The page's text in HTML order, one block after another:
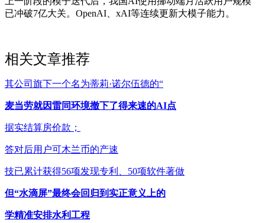
已冲破7亿大关。OpenAI、xAI等连续更新大模子能力。
相关文章推荐
其公司旗下一个名为蒂莉·诺尔伍德的“
麦当劳就因雷同环境撤下了得来速的AI点
据实结算房价款；
答对后用户可木兰币的产速
技已累计获得56项发现专利、50项软件著做
但“水滴屏”最终会回归到实正意义上的
学精准安排水利工程